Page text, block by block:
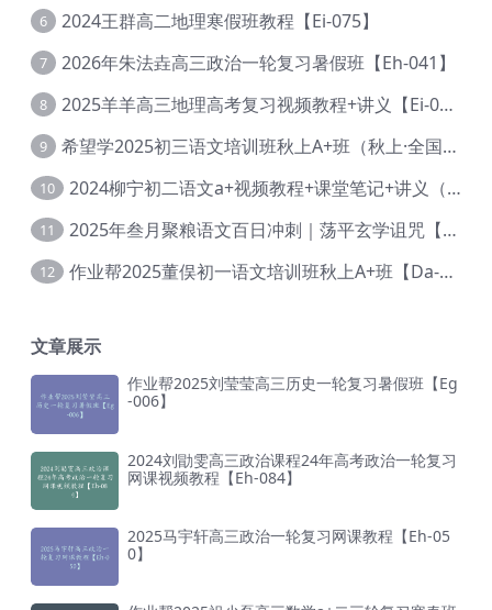
6 2024王群高二地理寒假班教程【Ei-075】
7 2026年朱法垚高三政治一轮复习暑假班【Eh-041】
8 2025羊羊高三地理高考复习视频教程+讲义【Ei-051】
9 希望学2025初三语文培训班秋上A+班（秋上·全国版·A+）【Da-031】
10 2024柳宁初二语文a+视频教程+课堂笔记+讲义（暑假班+秋季班）【Da-003】
11 2025年叁月聚粮语文百日冲刺｜荡平玄学诅咒【Ea-001】
12 作业帮2025董俣初一语文培训班秋上A+班【Da-038】
文章展示
作业帮2025刘莹莹高三历史一轮复习暑假班【Eg
-006】
2024刘勖雯高三政治课程24年高考政治一轮复习
网课视频教程【Eh-084】
2025马宇轩高三政治一轮复习网课教程【Eh-05
0】